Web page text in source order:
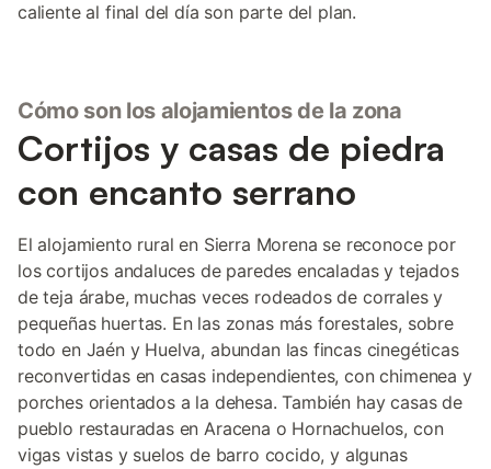
caliente al final del día son parte del plan.
Cómo son los alojamientos de la zona
Cortijos y casas de piedra
con encanto serrano
El alojamiento rural en Sierra Morena se reconoce por
los cortijos andaluces de paredes encaladas y tejados
de teja árabe, muchas veces rodeados de corrales y
pequeñas huertas. En las zonas más forestales, sobre
todo en Jaén y Huelva, abundan las fincas cinegéticas
reconvertidas en casas independientes, con chimenea y
porches orientados a la dehesa. También hay casas de
pueblo restauradas en Aracena o Hornachuelos, con
vigas vistas y suelos de barro cocido, y algunas